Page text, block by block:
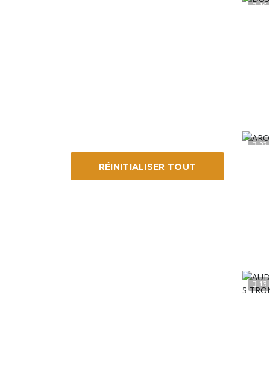
RÉINITIALISER TOUT
16
22
13